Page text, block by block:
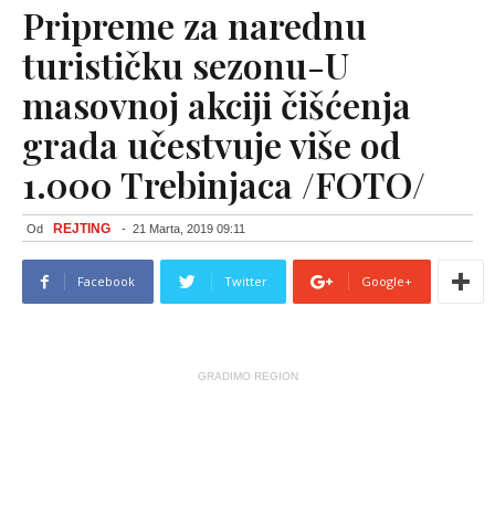
Pripreme za narednu
turističku sezonu-U
masovnoj akciji čišćenja
grada učestvuje više od
1.000 Trebinjaca /FOTO/
Od REJTING - 21 Marta, 2019 09:11
Facebook Twitter Google+
GRADIMO REGION